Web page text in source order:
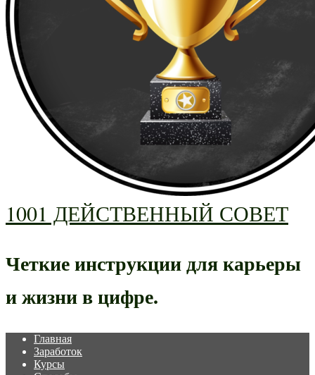
1001 ДЕЙСТВЕННЫЙ СОВЕТ
Четкие инструкции для карьеры
и жизни в цифре.
Главная
Заработок
Курсы